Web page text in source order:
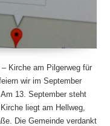
Kirche am Pilgerweg für
wir im September
13. September steht
liegt am Hellweg,
Die Gemeinde verdankt